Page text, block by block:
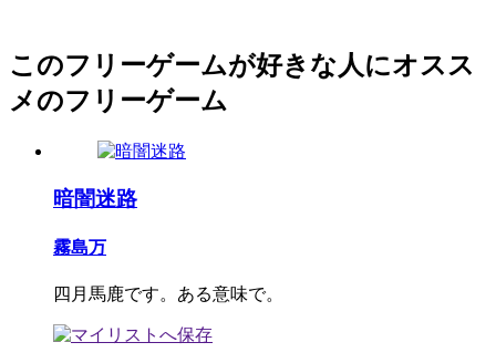
このフリーゲームが好きな人にオスス
メのフリーゲーム
暗闇迷路
霧島万
四月馬鹿です。ある意味で。